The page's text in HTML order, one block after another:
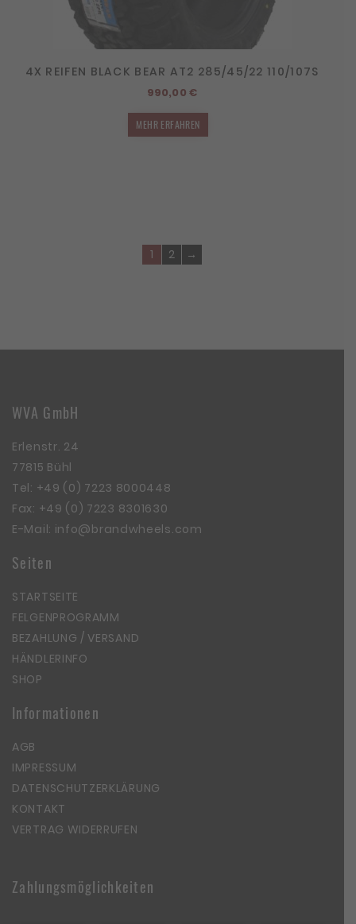
4X REIFEN BLACK BEAR AT2 285/45/22 110/107S
990,00 €
MEHR ERFAHREN
1 2 →
WVA GmbH
Erlenstr. 24
77815 Bühl
Tel: +49 (0) 7223 8000448
Fax: +49 (0) 7223 8301630
E-Mail: info@brandwheels.com
Seiten
STARTSEITE
FELGENPROGRAMM
BEZAHLUNG / VERSAND
HÄNDLERINFO
SHOP
Informationen
AGB
IMPRESSUM
DATENSCHUTZERKLÄRUNG
KONTAKT
VERTRAG WIDERRUFEN
Zahlungsmöglichkeiten